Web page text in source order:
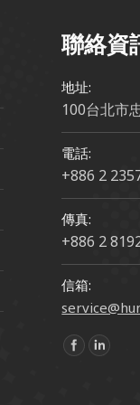
聯絡資
地址:
100台北市
電話:
+886 2
傳真:
+886 2
信箱:
Find us on: